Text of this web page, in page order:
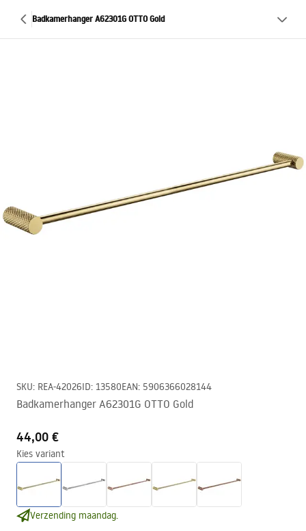
Badkamerhanger A62301G OTTO Gold
SKU: REA-42026ID: 13580EAN: 5906366028144
Badkamerhanger A62301G OTTO Gold
44,00 €
Kies variant
Verzending maandag.